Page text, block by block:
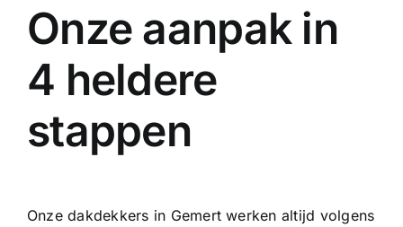
Onze aanpak in
4 heldere
stappen
Onze dakdekkers in Gemert werken altijd volgens